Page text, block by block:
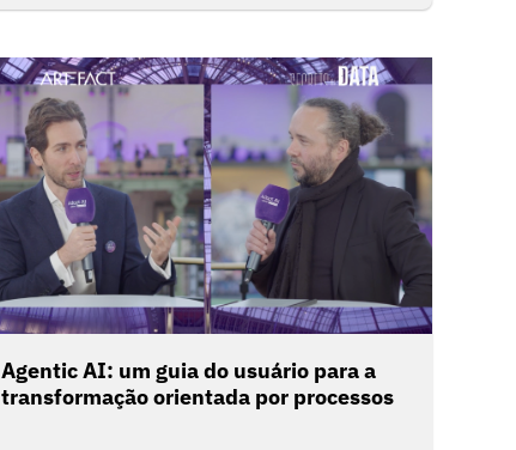
do AI.
Agentic AI: um guia do usuário para a
transformação orientada por processos